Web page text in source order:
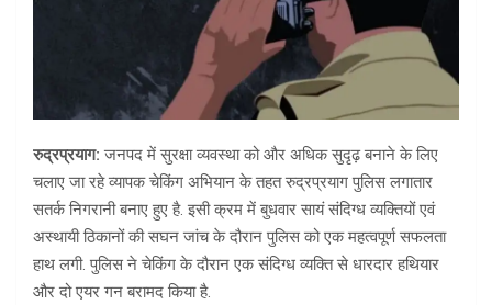
रुद्रप्रयाग: जनपद में सुरक्षा व्यवस्था को और अधिक सुदृढ़ बनाने के लिए
चलाए जा रहे व्यापक चेकिंग अभियान के तहत रुद्रप्रयाग पुलिस लगातार
सतर्क निगरानी बनाए हुए है. इसी क्रम में बुधवार सायं संदिग्ध व्यक्तियों एवं
अस्थायी ठिकानों की सघन जांच के दौरान पुलिस को एक महत्वपूर्ण सफलता
हाथ लगी. पुलिस ने चेकिंग के दौरान एक संदिग्ध व्यक्ति से धारदार हथियार
और दो एयर गन बरामद किया है.